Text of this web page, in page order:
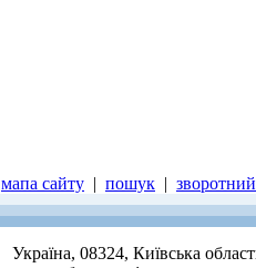
мапа сайту | пошук |
Україна, 08324, Київська